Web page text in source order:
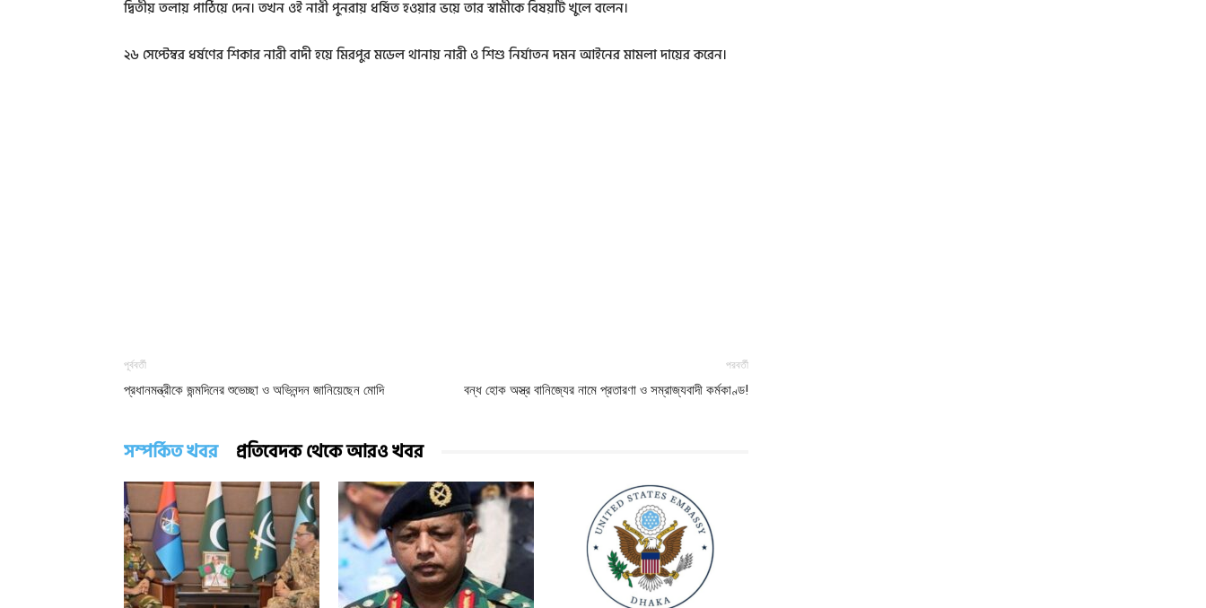
দ্বিতীয় তলায় পাঠিয়ে দেন। তখন ওই নারী পুনরায় ধর্ষিত হওয়ার ভয়ে তার স্বামীকে বিষয়টি খুলে বলেন।
২৬ সেপ্টেম্বর ধর্ষণের শিকার নারী বাদী হয়ে মিরপুর মডেল থানায় নারী ও শিশু নির্যাতন দমন আইনের মামলা দায়ের করেন।
পূর্ববর্তী
প্রধানমন্ত্রীকে জন্মদিনের শুভেচ্ছা ও অভিনন্দন জানিয়েছেন মোদি
পরবর্তী
বন্ধ হোক অস্ত্র বানিজ্যের নামে প্রতারণা ও সম্রাজ্যবাদী কর্মকাণ্ড!
সম্পর্কিত খবর প্রতিবেদক থেকে আরও খবর